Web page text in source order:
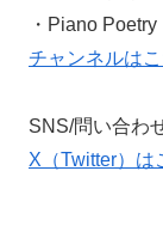
・Piano
チャンネルは
SNS/問い合わ
X（Twitter）は